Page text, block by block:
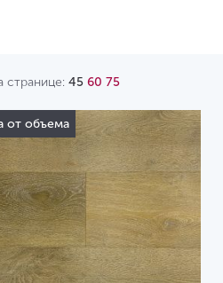
странице: 45 60 75
от объема